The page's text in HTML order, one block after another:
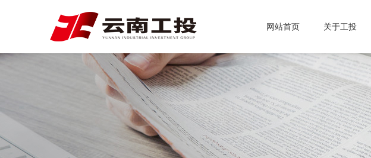
网站首页 关于工投